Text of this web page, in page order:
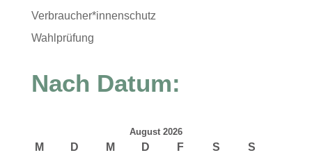
Verbraucher*innenschutz
Wahlprüfung
Nach Datum:
August 2026
M D M D F S
S